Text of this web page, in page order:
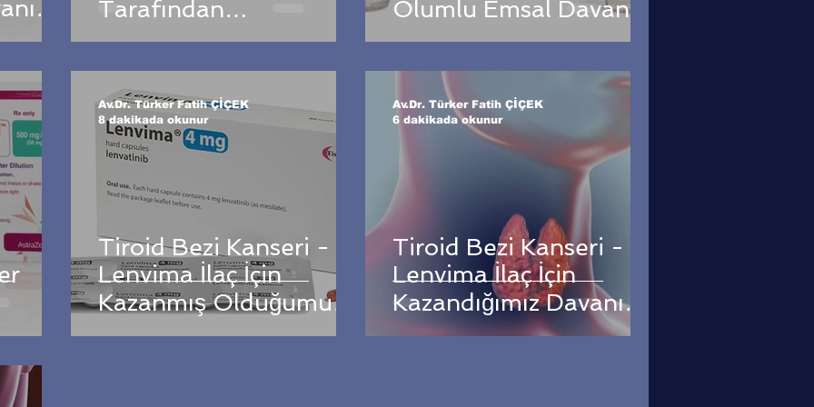
Tarafından
Karşılanması İçin
Aldığımız Yürütme
Durdurma Kararımız
Olumlu Emsal Davanın
Sonucu
Tiroid Bezi Kanseri -
Lenvima İlaç İçin
Kazanmış Olduğumuz
Olumlu Emsal Dava
Av.Dr. Türker Fatih ÇİÇEK
8 dakikada okunur
Tiroid Bezi Kanseri -
Lenvima İlaç İçin
Kazandığımız Davanın
Sonucu !
Av.Dr. Türker Fatih ÇİÇEK
6 dakikada okunur